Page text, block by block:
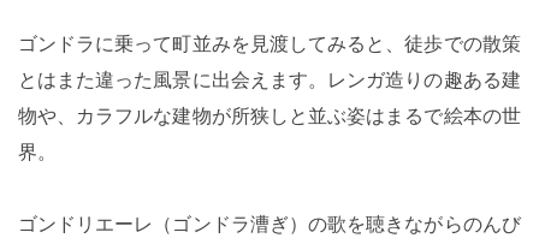
ゴンドラに乗って町並みを見渡してみると、徒歩での散策
とはまた違った風景に出会えます。レンガ造りの趣ある建
物や、カラフルな建物が所狭しと並ぶ姿はまるで絵本の世
界。
ゴンドリエーレ（ゴンドラ漕ぎ）の歌を聴きながらのんび